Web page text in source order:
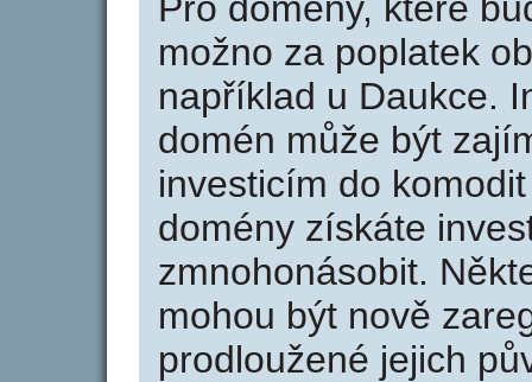
možno za poplatek
například u Daukce.
domén může být
investicím do
domény získáte
zmnohonásobit.
mohou být nově
prodloužené jejich